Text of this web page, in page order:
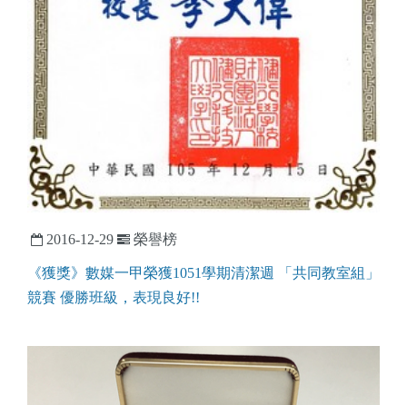
2016-12-29 榮譽榜
《獲獎》數媒一甲榮獲1051學期清潔週 「共同教室組」
競賽 優勝班級，表現良好!!